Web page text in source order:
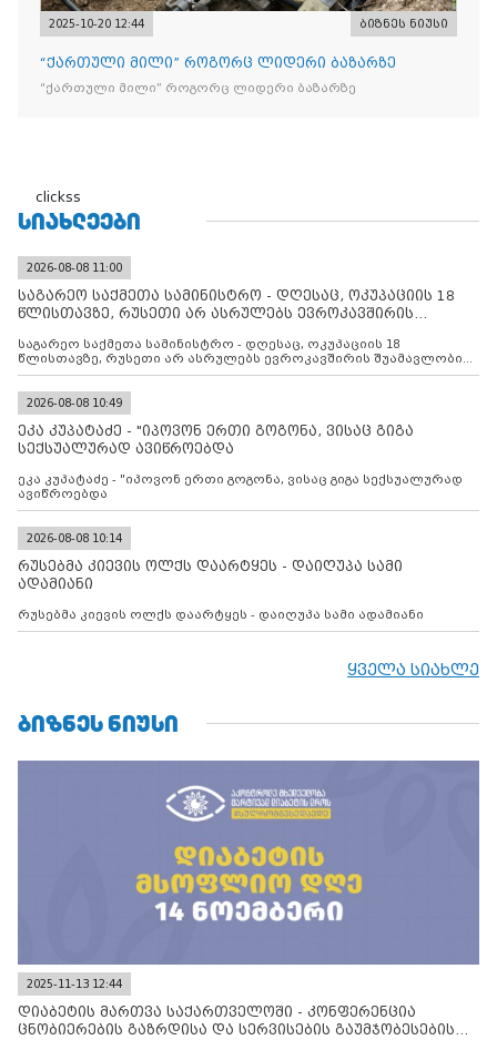
2025-10-20 12:44 ბიზნეს ნიუსი
“ქართული მილი” როგორც ლიდერი ბაზარზე
“ქართული მილი” როგორც ლიდერი ბაზარზე
clickss
ᲡᲘᲐᲮᲚᲔᲔᲑᲘ
2026-08-08 11:00
საგარეო საქმეთა სამინისტრო - დღესაც, ოკუპაციის 18
წლისთავზე, რუსეთი არ ასრულებს ევროკავშირის
საგარეო საქმეთა სამინისტრო - დღესაც, ოკუპაციის 18
წლისთავზე, რუსეთი არ ასრულებს ევროკავშირის შუამავლობით
დადებულ 2008 წლის 12 აგვისტოს ცეცხლის შეწყვეტის
კონტროლს ოკუპირებულ რეგიონებში, აგრძელებს მათი
მილიტარიზაციის პროცესს და აქტიურად დგამს ნაბიჯებს მათი
ფაქტობრივი ანექსიისკენ
2026-08-08 10:49
ეკა კუპატაძე - "იპოვონ ერთი გოგონა, ვისაც გიგა
სექსუალურად ავიწროებდა
ეკა კუპატაძე - "იპოვონ ერთი გოგონა, ვისაც გიგა სექსუალურად
ავიწროებდა
2026-08-08 10:14
რუსებმა კიევის ოლქს დაარტყეს - დაიღუპა სამი
ადამიანი
რუსებმა კიევის ოლქს დაარტყეს - დაიღუპა სამი ადამიანი
ყველა სიახლე
ᲑᲘᲖᲜᲔᲡ ᲜᲘᲣᲡᲘ
2025-11-13 12:44
დიაბეტის მართვა საქართველოში - კონფერენცია
ცნობიერების გაზრდისა და სერვისების გაუმჯობესების